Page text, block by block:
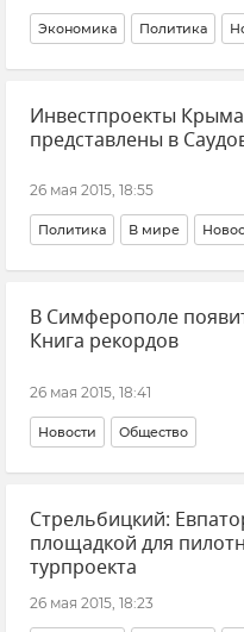
Экономика Политика
Инвестпроекты Крыма
представлены в
26 мая 2015, 18:55
Политика В мире
В Симферополе
Книга рекордов
26 мая 2015, 18:41
Новости Общество
Стрельбицкий:
площадкой для
турпроекта
26 мая 2015, 18:23